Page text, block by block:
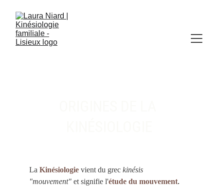
La Kinésiologie vient du grec kinésis
"mouvement" et signifie l'étude du mouvement.